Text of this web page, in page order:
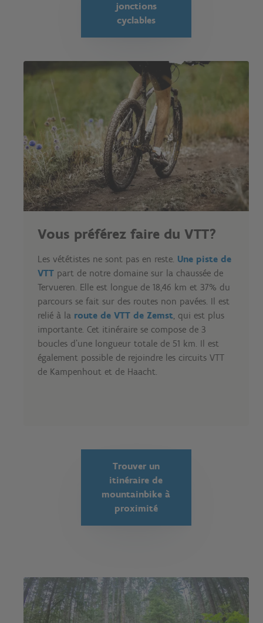
jonctions
cyclables
Vous préférez faire du VTT?
Les vététistes ne sont pas en reste. Une piste de
VTT part de notre domaine sur la chaussée de
Tervueren. Elle est longue de 18,46 km et 37% du
parcours se fait sur des routes non pavées. Il est
relié à la route de VTT de Zemst, qui est plus
importante. Cet itinéraire se compose de 3
boucles d'une longueur totale de 51 km. Il est
également possible de rejoindre les circuits VTT
de Kampenhout et de Haacht.
Trouver un
itinéraire de
mountainbike à
proximité